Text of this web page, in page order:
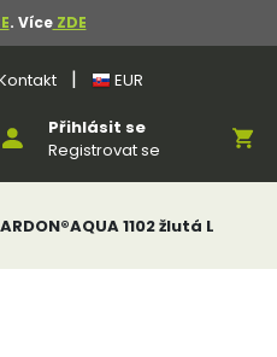
. VíceZDE
| EUR
Přihlásit se
Registrovat se
1102 žlutá L